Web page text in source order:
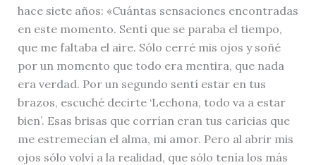
hace siete años: «Cuántas sensaciones encontradas
en este momento. Sentí que se paraba el tiempo,
que me faltaba el aire. Sólo cerré mis ojos y soñé
por un momento que todo era mentira, que nada
era verdad. Por un segundo sentí estar en tus
brazos, escuché decirte ‘Lechona, todo va a estar
bien’. Esas brisas que corrían eran tus caricias que
me estremecían el alma, mi amor. Pero al abrir mis
ojos sólo volví a la realidad, que sólo tenía los más